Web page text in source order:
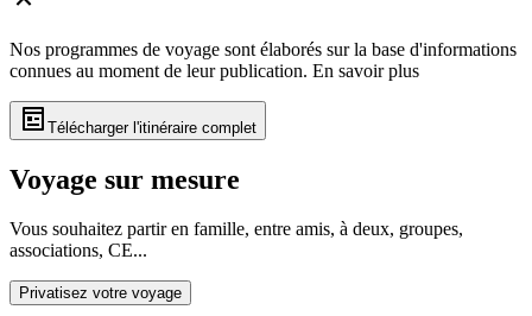
Nos programmes de voyage sont élaborés sur la base d'informations
connues au moment de leur publication. En savoir plus
Télécharger l'itinéraire complet
Voyage sur mesure
Vous souhaitez partir en famille, entre amis, à deux, groupes,
associations, CE...
Privatisez votre voyage